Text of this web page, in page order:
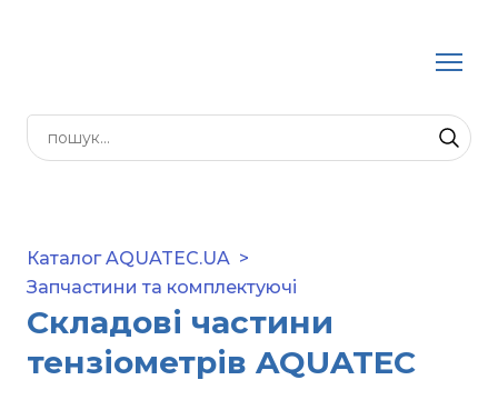
Каталог AQUATEC.UA
Запчастини та комплектуючі
Складові частини
тензіометрів AQUATEC